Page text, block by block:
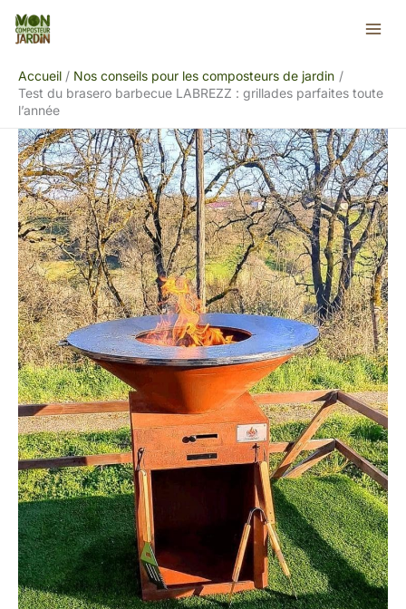
Aller
Accueil
Nos conseils pour les composteurs de jardin
Test du brasero barbecue LABREZZ : grillades parfaites toute
l’année
Rechercher